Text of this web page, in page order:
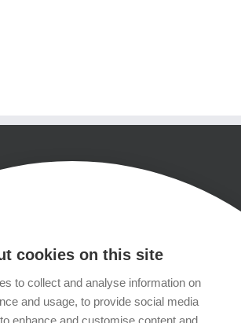
cookies on this site
to collect and analyse information on
and usage, to provide social media
enhance and customise content and